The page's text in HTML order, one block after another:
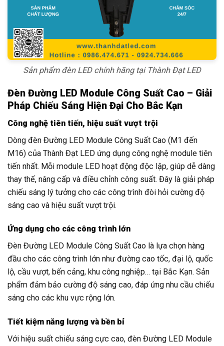
Sản phẩm đèn LED chính hãng tại Thành Đạt LED
Đèn Đường LED Module Công Suất Cao – Giải
Pháp Chiếu Sáng Hiện Đại Cho Bắc Kạn
Công nghệ tiên tiến, hiệu suất vượt trội
Dòng đèn Đường LED Module Công Suất Cao (M1 đến
M16) của Thành Đạt LED ứng dụng công nghệ module tiên
tiến nhất. Mỗi module LED hoạt động độc lập, giúp dễ dàng
thay thế, nâng cấp và điều chỉnh công suất. Đây là giải pháp
chiếu sáng lý tưởng cho các công trình đòi hỏi cường độ
sáng cao và hiệu suất vượt trội.
Ứng dụng cho các công trình lớn
Đèn Đường LED Module Công Suất Cao là lựa chọn hàng
đầu cho các công trình lớn như đường cao tốc, đại lộ, quốc
lộ, cầu vượt, bến cảng, khu công nghiệp… tại Bắc Kạn. Sản
phẩm đảm bảo cường độ sáng cao, đáp ứng nhu cầu chiếu
sáng cho các khu vực rộng lớn.
Tiết kiệm năng lượng và bền bỉ
Với hiệu suất chiếu sáng cực cao, đèn Đường LED Module